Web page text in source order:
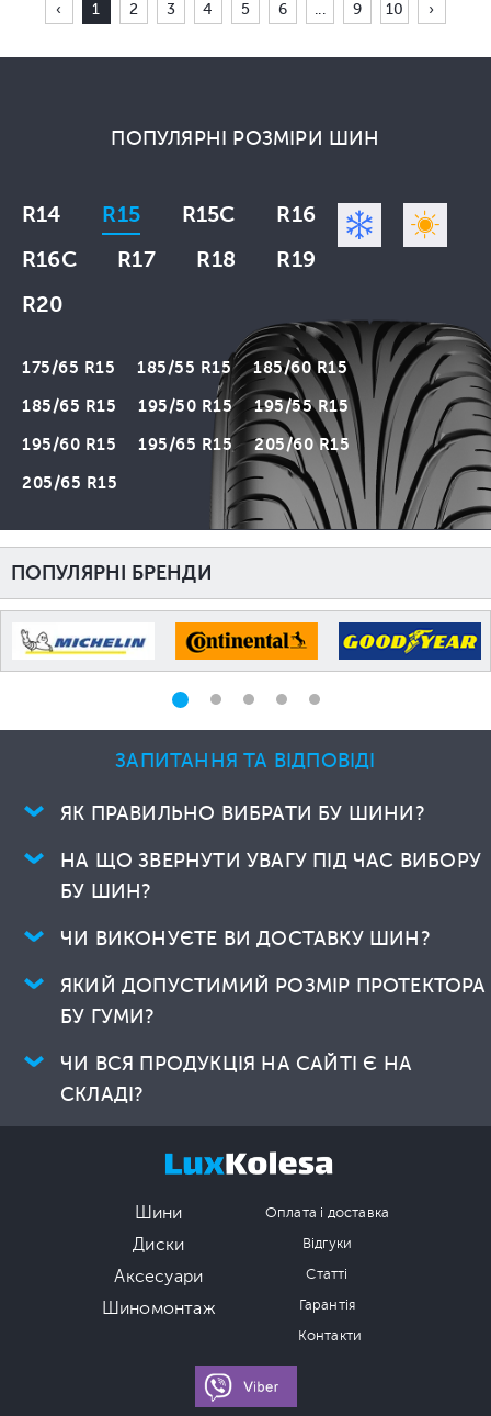
ЗАПИТАННЯ ТА ВІДПОВІДІ
ЯК ПРАВИЛЬНО ВИБРАТИ БУ ШИНИ?
НА ЩО ЗВЕРНУТИ УВАГУ ПІД ЧАС ВИБОРУ
БУ ШИН?
ЧИ ВИКОНУЄТЕ ВИ ДОСТАВКУ ШИН?
ЯКИЙ ДОПУСТИМИЙ РОЗМІР ПРОТЕКТОРА
БУ ГУМИ?
ЧИ ВСЯ ПРОДУКЦІЯ НА САЙТІ Є НА
СКЛАДІ?
‹ 1 2 3 4 5 6 ... 9 10 ›
ПОПУЛЯРНІ РОЗМІРИ ШИН
R14 R15 R15C
R16
R16C
R17 R18
R19
R20
175/65 R15 185/55 R15
185/60 R15
185/65 R15
195/50 R15
195/55 R15
195/60 R15
195/65 R15
205/60 R15
205/65 R15
ПОПУЛЯРНІ БРЕНДИ
Шини
Диски
Аксесуари
Шиномонтаж
Оплата і доставка
Відгуки
Статті
Гарантія
Контакти